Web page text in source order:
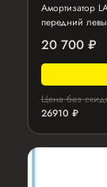
Амортизатор
передний
20 700 ₽
Цена без
26910 ₽